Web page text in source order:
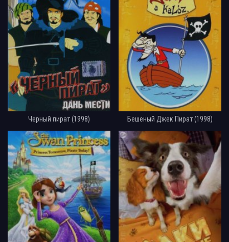
Черный пират (1998) Бешеный Джек Пират (1998)